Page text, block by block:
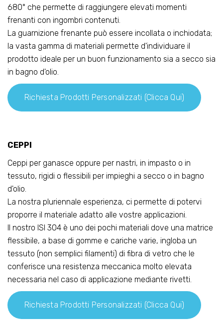
680° che permette di raggiungere elevati momenti
frenanti con ingombri contenuti.
La guarnizione frenante può essere incollata o inchiodata;
la vasta gamma di materiali permette d'individuare il
prodotto ideale per un buon funzionamento sia a secco sia
in bagno d'olio.
Richiesta Prodotti Personalizzati (clicca Qui)
CEPPI
Ceppi per ganasce oppure per nastri, in impasto o in
tessuto, rigidi o flessibili per impieghi a secco o in bagno
d'olio.
La nostra pluriennale esperienza, ci permette di potervi
proporre il materiale adatto alle vostre applicazioni.
Il nostro ISI 304 è uno dei pochi materiali dove una matrice
flessibile, a base di gomme e cariche varie, ingloba un
tessuto (non semplici filamenti) di fibra di vetro che le
conferisce una resistenza meccanica molto elevata
necessaria nel caso di applicazione mediante rivetti.
Richiesta Prodotti Personalizzati (clicca Qui)